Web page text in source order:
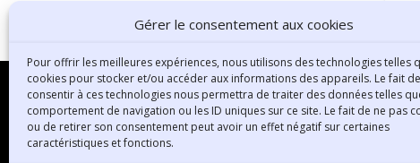
Gérer le consentement aux cookies
Pour offrir les meilleures expériences, nous utilisons des technologies telles
cookies pour stocker et/ou accéder aux informations des appareils. Le fait de
consentir à ces technologies nous permettra de traiter des données telles
comportement de navigation ou les ID uniques sur ce site. Le fait de ne pas
ou de retirer son consentement peut avoir un effet négatif sur certaines
caractéristiques et fonctions.